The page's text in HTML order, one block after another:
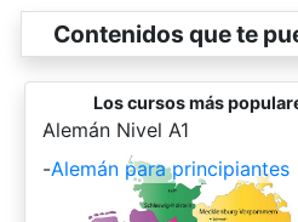
Contenidos que te
Los cursos más
-
Alemán Nivel A1
-Alemán para principiantes